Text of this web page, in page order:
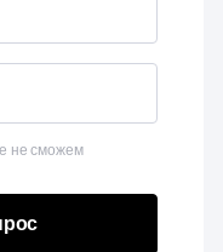
не сможем